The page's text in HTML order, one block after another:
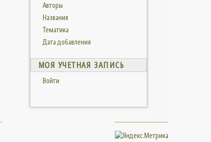
Авторы
Названия
Тематика
Дата добавления
МОЯ УЧЕТНАЯ ЗАПИСЬ
Войти